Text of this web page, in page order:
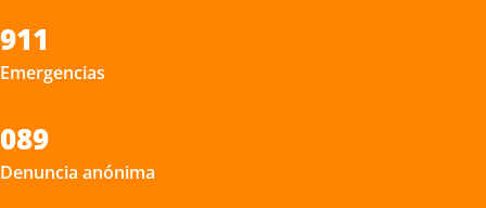
911
Emergencias
089
Denuncia anónima